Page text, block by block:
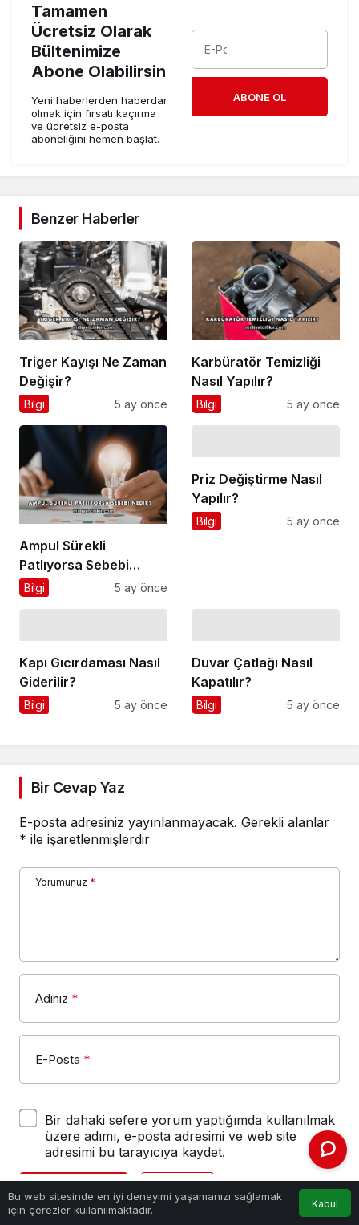
Tamamen
Ücretsiz Olarak
Bültenimize
Abone Olabilirsin
Yeni haberlerden haberdar
olmak için fırsatı kaçırma
ve ücretsiz e-posta
aboneliğini hemen başlat.
ABONE OL
Benzer Haberler
Triger Kayışı Ne Zaman
Değişir?
Bilgi 5 ay önce
Karbüratör Temizliği
Nasıl Yapılır?
Bilgi 5 ay önce
Ampul Sürekli
Patlıyorsa Sebebi
Nedir?
Bilgi 5 ay önce
Priz Değiştirme Nasıl
Yapılır?
Bilgi 5 ay önce
Kapı Gıcırdaması Nasıl
Giderilir?
Bilgi 5 ay önce
Duvar Çatlağı Nasıl
Kapatılır?
Bilgi 5 ay önce
Bir Cevap Yaz
E-posta adresiniz yayınlanmayacak. Gerekli alanlar
* ile işaretlenmişlerdir
Yorumunuz *
Adınız *
E-Posta *
Bir dahaki sefere yorum yaptığımda kullanılmak
üzere adımı, e-posta adresimi ve web site
adresimi bu tarayıcıya kaydet.
Bu web sitesinde en iyi deneyimi yaşamanızı sağlamak
için çerezler kullanılmaktadır.
Kabul
Anasayfa